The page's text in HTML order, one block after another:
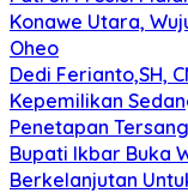
Konawe Utara,
Oheo
Dedi Ferianto,SH,
Kepemilikan
Penetapan
Bupati Ikbar Buka
Berkelanjutan